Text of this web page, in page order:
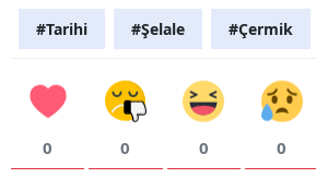
#Tarihi #Şelale #Çermik
0 0 0 0